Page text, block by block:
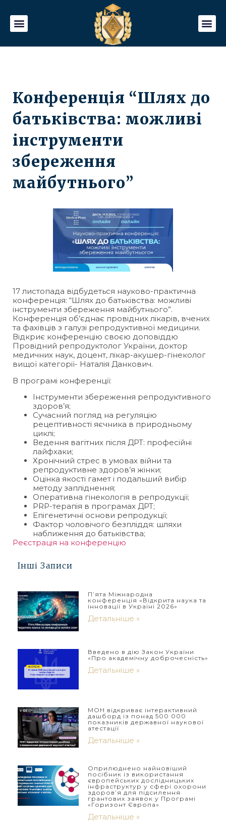
Конференція “Шлях до
батьківства: можливі
інструменти
збереження
майбутнього”
17 листопада відбудеться науково-практична
конференція: “Шлях до батьківства: можливі
інструменти збереження майбутнього”.
Конференція об’єднає провідних лікарів, вчених
та фахівців з галузі репродуктивної медицини.
Відкриє конференцію своєю доповіддю
Провідний репродуктолог України, доктор
медичних наук, доцент, лікар-акушер-гінеколог
вищої категорії- Наталія Данкович.
В програмі конференції:
Інструменти збереження репродуктивного
здоров’я;
Сучасний погляд на регуляцію
рецептивності яєчника в природньому
циклі;
Ведення вагітних після ДРТ: професійні
лайфхаки;
Хронічний стрес в умовах війни та
репродуктивне здоров’я жінки;
Оцінка якості гамет і подальший вибір
методу запліднення;
Оперативна гінекологія в репродукції;
PRP-терапія в програмах ДРТ;
Епігенетичні основи репродукції;
Фактор чоловічого безпліддя: шляхи
наближення до батьківства;
Реєстрація на конференцію
Інші Записи
П’ята Міжнародна
конференція «Відкрита наука та
інновації в Україні 2026»
Детальніше »
Введено в дію Закон України
«Про академічну доброчесність»
Детальніше »
МОН відкриває інтерактивний
дашборд із понад 500 000
показників державної наукової
атестації
Детальніше »
Оприлюднено найновіший
посібник із використання
європейських дослідницьких
інфраструктур у сфері охорони
здоров’я для підсилення
грантових заявок у Програмі
«Горизонт Європа»
Детальніше »